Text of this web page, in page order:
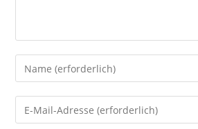
Gib
deinen
Namen
oder
Gib
deine